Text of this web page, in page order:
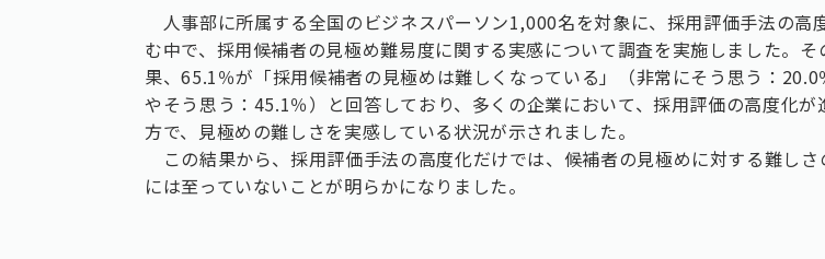
人事部に所属する全国のビジネスパーソン1,000名を対象に、採用評価手法の高
む中で、採用候補者の見極め難易度に関する実感について調査を実施しました。そ
果、65.1％が「採用候補者の見極めは難しくなっている」（非常にそう思う：20.0
やそう思う：45.1％）と回答しており、多くの企業において、採用評価の高度化が
方で、見極めの難しさを実感している状況が示されました。
この結果から、採用評価手法の高度化だけでは、候補者の見極めに対する難しさ
には至っていないことが明らかになりました。